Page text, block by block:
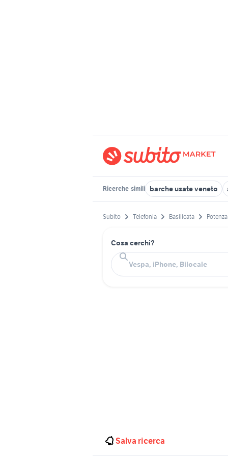
Ricerche simili barche usate veneto
Subito Telefonia Basilicata
Cosa cerchi?
Salva ricerca